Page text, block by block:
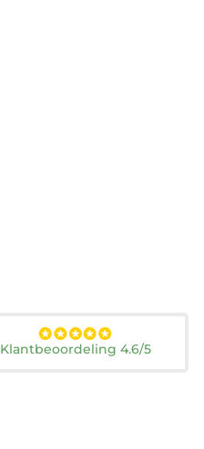
Klantbeoordeling 4.6/5